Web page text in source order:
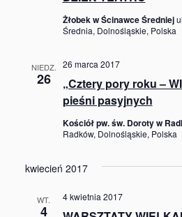
Żłobek w Ścinawce Średniej
Średnia, Dolnośląskie, Polska
NIEDZ.
26
„Cztery pory roku –
pieśni pasyjnych
26 marca 2017
Kościół pw. św. Doroty w
Radków, Dolnośląskie, Polska
kwiecień 2017
WT.
4
4 kwietnia 2017